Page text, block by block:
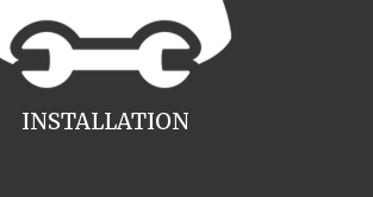
INSTALLATION